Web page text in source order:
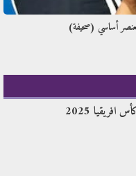
أساسي (صحيفة)
2025